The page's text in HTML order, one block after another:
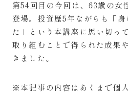
第54回目の今回は、63歳の女
登場。投資歴5年ながらも「
た」という本講座に思い切っ
取り組むことで得られた成果
きました。
※本記事の内容はあくまで個